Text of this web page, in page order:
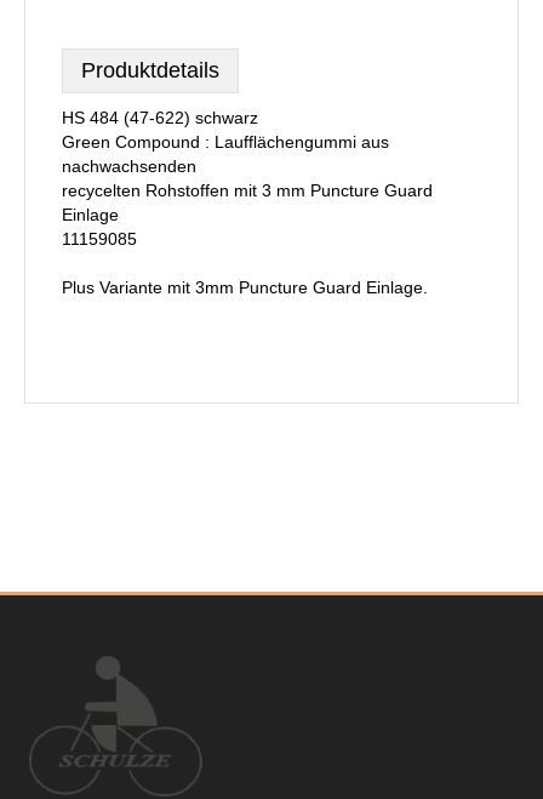
Produktdetails
HS 484 (47-622) schwarz
Green Compound : Laufflächengummi aus
nachwachsenden
recycelten Rohstoffen mit 3 mm Puncture Guard
Einlage
11159085
Plus Variante mit 3mm Puncture Guard Einlage.